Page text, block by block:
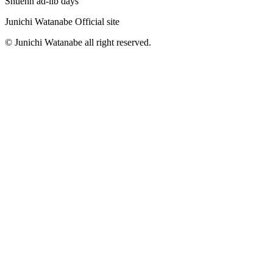
Junichi Watanabe Official site
© Junichi Watanabe all right reserved.